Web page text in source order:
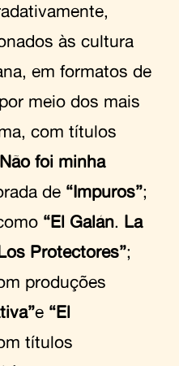
às cultura
em formatos de
meio dos mais
com títulos
foi minha
de “Impuros”;
“El Galán. La
Protectores”;
produções
e “El
títulos